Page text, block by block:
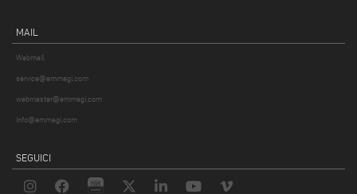
MAIL
Webmail
service@emmegi.com
webmaster@emmegi.com
info@emmegi.com
SEGUICI